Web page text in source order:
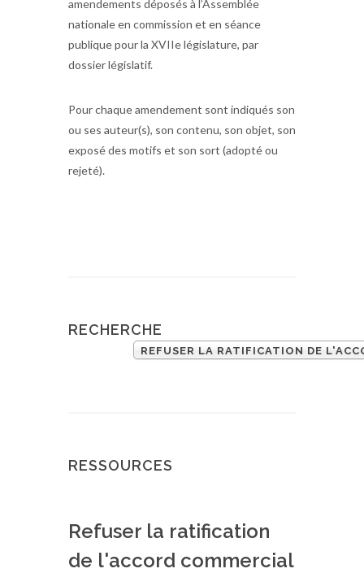
amendements déposés à l’Assemblée
nationale en commission et en séance
publique pour la XVIIe législature, par
dossier législatif.
Pour chaque amendement sont indiqués son
ou ses auteur(s), son contenu, son objet, son
exposé des motifs et son sort (adopté ou
rejeté).
RECHERCHE
REFUSER LA RATIFICATION DE
RESSOURCES
Refuser la ratification
de l'accord commercial